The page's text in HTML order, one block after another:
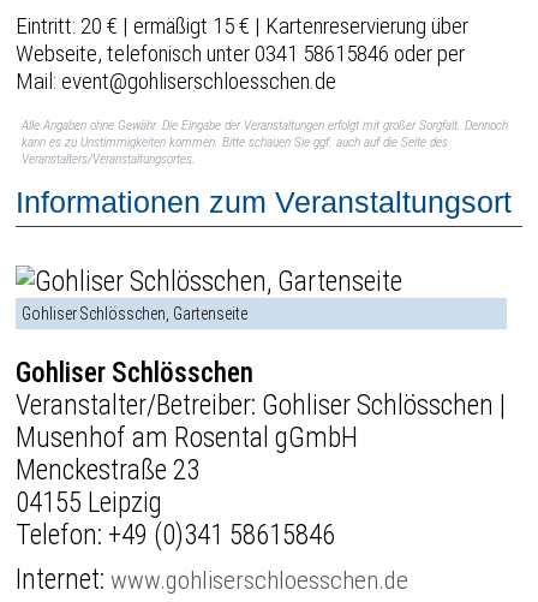
Eintritt: 20 € | ermäßigt 15 € | Kartenreservierung über
Webseite, telefonisch unter 0341 58615846 oder per
Mail: event@gohliserschloesschen.de
Alle Angaben ohne Gewähr. Die Eingabe der Veranstaltungen erfolgt mit großer Sorgfalt. Dennoch
kann es zu Unstimmigkeiten kommen. Bitte schauen Sie ggf. auch auf die Seite des
Veranstalters/Veranstaltungsortes.
Informationen zum Veranstaltungsort
Gohliser Schlösschen, Gartenseite
Gohliser Schlösschen
Veranstalter/Betreiber: Gohliser Schlösschen |
Musenhof am Rosental gGmbH
Menckestraße 23
04155 Leipzig
Telefon: +49 (0)341 58615846
Internet:www.gohliserschloesschen.de